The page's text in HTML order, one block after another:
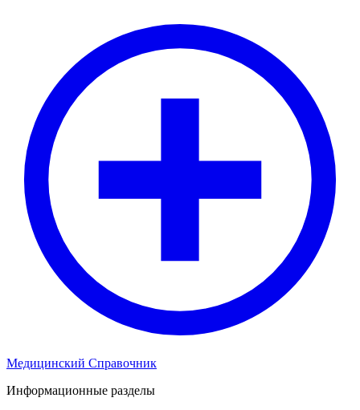
Медицинский Справочник
Информационные разделы